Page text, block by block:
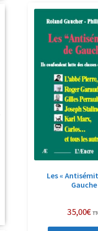
Les «
Gauche
35,00€